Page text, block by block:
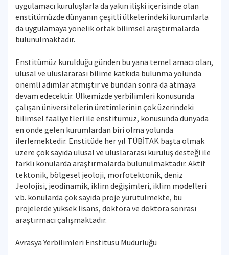
uygulamacı kuruluşlarla da yakın ilişki içerisinde olan
enstitümüzde dünyanın çeşitli ülkelerindeki kurumlarla
da uygulamaya yönelik ortak bilimsel araştırmalarda
bulunulmaktadır.
Enstitümüz kurulduğu günden bu yana temel amacı olan,
ulusal ve uluslararası bilime katkıda bulunma yolunda
önemli adımlar atmıştır ve bundan sonra da atmaya
devam edecektir. Ülkemizde yerbilimleri konusunda
çalışan üniversitelerin üretimlerinin çok üzerindeki
bilimsel faaliyetleri ile enstitümüz, konusunda dünyada
en önde gelen kurumlardan biri olma yolunda
ilerlemektedir. Enstitüde her yıl TÜBİTAK başta olmak
üzere çok sayıda ulusal ve uluslararası kuruluş desteği ile
farklı konularda araştırmalarda bulunulmaktadır. Aktif
tektonik, bölgesel jeoloji, morfotektonik, deniz
Jeolojisi, jeodinamik, iklim değişimleri, iklim modelleri
v.b. konularda çok sayıda proje yürütülmekte, bu
projelerde yüksek lisans, doktora ve doktora sonrası
araştırmacı çalışmaktadır.
Avrasya Yerbilimleri Enstitüsü Müdürlüğü